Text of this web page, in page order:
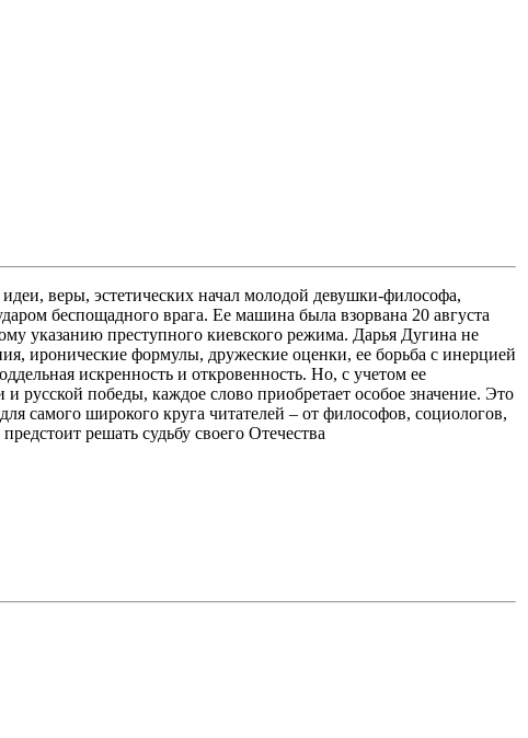
веры, эстетических начал молодой девушки-философа,
беспощадного врага. Ее машина была взорвана 20 августа
указанию преступного киевского режима. Дарья Дугина не
иронические формулы, дружеские оценки, ее борьба с инерцией
искренность и откровенность. Но, с учетом ее
русской победы, каждое слово приобретает особое значение. Это
самого широкого круга читателей – от философов, социологов,
решать судьбу своего Отечества